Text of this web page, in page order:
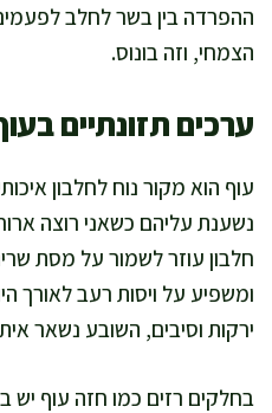
ההפרדה בין בשר לחלב לפעמים
הצמחי, וזה בונוס.
ערכים תזונתיים
עוף הוא מקור נוח לחלבון
נשענת עליהם כשאני רוצה
חלבון עוזר לשמור על מסת
ומשפיע על ויסות רעב לאורך
ירקות וסיבים, השובע נשאר
בחלקים רזים כמו חזה עוף יש